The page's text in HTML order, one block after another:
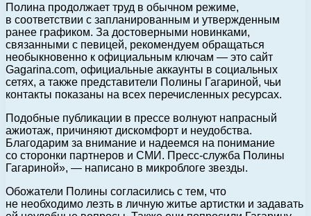
Полина продолжает труд в обычном режиме,
в соответствии с запланированным и утвержденным
ранее графиком. За достоверными новинками,
связанными с певицей, рекомендуем обращаться
необыкновенно к официальным ключам — это сайт
Gagarina.com, официальные аккаунты в социальных
сетях, а также представители Полины Гагариной, чьи
контакты показаны на всех перечисленных ресурсах.
Подобные публикации в прессе волнуют напрасный
ажиотаж, причиняют дискомфорт и неудобства.
Благодарим за внимание и надеемся на понимание
со сторонки партнеров и СМИ. Пресс-служба Полины
Гагариной», — написано в микроблоге звезды.
Обожатели Полины согласились с тем, что
не необходимо лезть в личную житье артистки и задавать